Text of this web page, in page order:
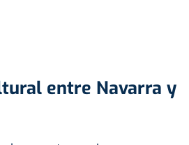
entre Navarra y